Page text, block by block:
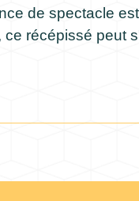
de spectacle
ce récépissé peut